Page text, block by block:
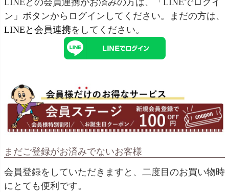
LINEとの会員連携がお済みの方は、「LINEでログイ
ン」ボタンからログインしてください。まだの方は、
LINEと会員連携をしてください。
まだご登録がお済みでないお客様
会員登録をしていただきますと、二度目のお買い物時
にとても便利です。